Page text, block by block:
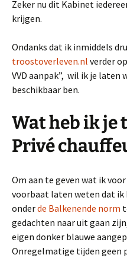
Zeker nu dit Kabinet
krijgen.
Ondanks dat ik inmiddels
troostoverleven.nl verder
VVD aanpak”, wil ik je laten
beschikbaar ben.
Wat heb ik je
Privé
Om aan te geven wat ik
voorbaat laten weten dat ik
onderde Balkenende norm
gedachten naar uit gaan
eigen donker blauwe
Onregelmatige tijden geen